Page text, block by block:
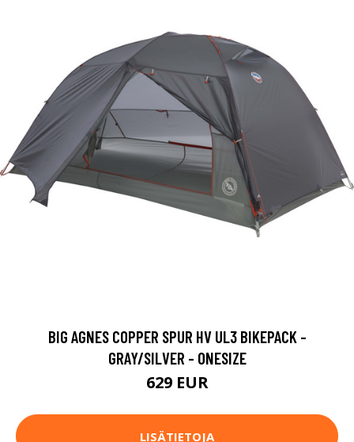
BIG AGNES COPPER SPUR HV UL3 BIKEPACK -
GRAY/SILVER - ONESIZE
629 EUR
LISÄTIETOJA